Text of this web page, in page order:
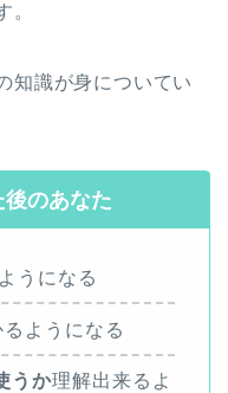
。
知識が身についてい
のあなた
うになる
ようになる
うか理解出来るよ